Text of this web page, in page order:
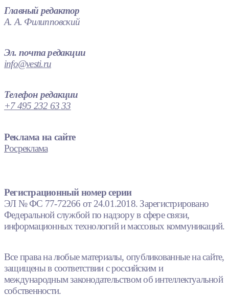
Главный редактор
А. А. Филипповский
Эл. почта редакции
info@vesti.ru
Телефон редакции
+7 495 232 63 33
Реклама на сайте
Росреклама
Регистрационный номер серии
ЭЛ № ФС 77-72266 от 24.01.2018. Зарегистрировано
Федеральной службой по надзору в сфере связи,
информационных технологий и массовых коммуникаций.
Все права на любые материалы, опубликованные на сайте,
защищены в соответствии с российским и
международным законодательством об интеллектуальной
собственности.